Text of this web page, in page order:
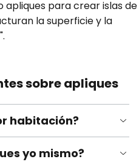
apliques para crear islas de
la superficie y la
sobre apliques
habitación?
yo mismo?